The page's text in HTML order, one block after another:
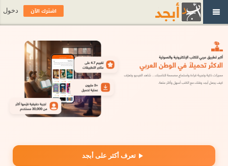
تعرف أكثر على أبجد
اشترك الآن دخول